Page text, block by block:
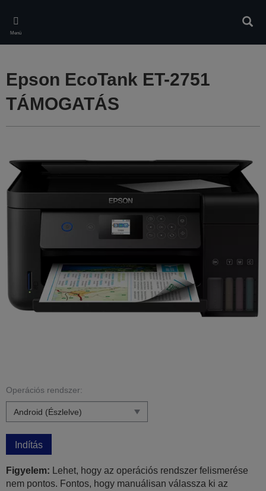
main
content
Menü
Epson EcoTank ET-2751
TÁMOGATÁS
Operációs rendszer:
Indítás
Figyelem: Lehet, hogy az operációs rendszer felismerése
nem pontos. Fontos, hogy manuálisan válassza ki az